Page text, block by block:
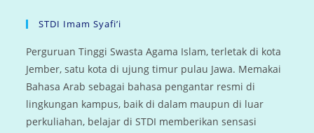
STDI Imam Syafi’i
Perguruan Tinggi Swasta Agama Islam, terletak di kota
Jember, satu kota di ujung timur pulau Jawa. Memakai
Bahasa Arab sebagai bahasa pengantar resmi di
lingkungan kampus, baik di dalam maupun di luar
perkuliahan, belajar di STDI memberikan sensasi